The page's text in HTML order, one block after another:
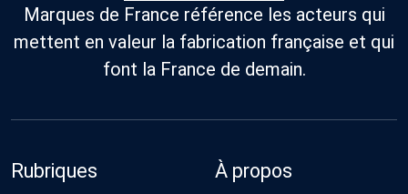
Marques de France référence les acteurs qui
mettent en valeur la fabrication française et qui
font la France de demain.
Rubriques À propos